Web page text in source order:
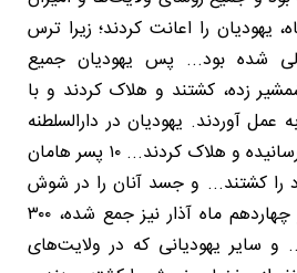
یهودیان را اعانت کردند؛ زیرا ترس
شده بود... پس یهودیان جمیع
زده، کشتند و هلاک کردند و با
آوردند. یهودیان در دارالسلطنه
شوش ۵۰۰ نفر را به قتل رسانیده و هلاک کردند... ۱۰ پسر هامان
را کشتند... و جسد آنان را در شوش
به دار آویختند... در روز چهاردهم ماه آذار نیز جمع شده، ۳۰۰
سایر یهودیانی که در ولایت‌های